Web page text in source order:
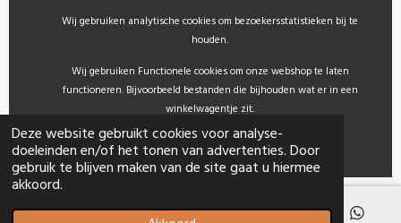
Deze website gebruikt cookies voor analyse-
doeleinden en/of het tonen van advertenties. Door
gebruik te blijven maken van de site gaat u hiermee
akkoord.
o g
r
m
A
Wij gebruiken analytische cookies om bezoekersstatistieken bij te
houden.
Wij gebruiken Functionele cookies om onze webshop te laten
functioneren. Bijvoorbeeld bestanden die bijhouden wat er in een
winkelwagentje zit.
© 2021 - 2026Adealyweb